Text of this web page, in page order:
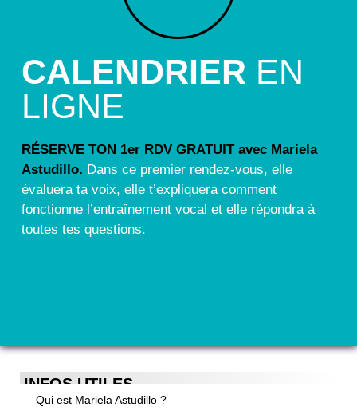
CALENDRIER EN
LIGNE
RÉSERVE TON 1er RDV GRATUIT avec Mariela
Astudillo. Dans ce premier rendez-vous, elle
évaluera ta voix, elle t’expliquera comment
fonctionne l’entraînement vocal et elle répondra à
toutes tes questions.
INFOS UTILES
Qui est Mariela Astudillo ?